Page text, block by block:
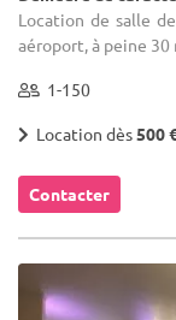
Location de salle
aéroport, à peine 30
1-150
Location dès500
Contacter